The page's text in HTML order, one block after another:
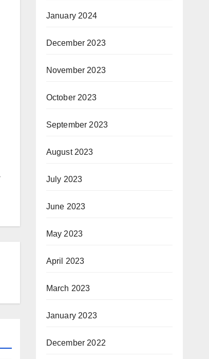
January 2024
December 2023
November 2023
October 2023
September 2023
August 2023
July 2023
June 2023
May 2023
April 2023
March 2023
January 2023
December 2022